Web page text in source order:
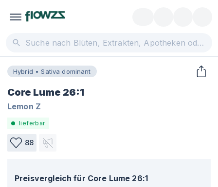
Hybrid • Sativa dominant
Core Lume 26:1
Lemon Z
lieferbar
88
Preisvergleich für Core Lume 26:1